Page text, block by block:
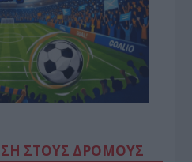
ΣΤΟΥΣ ΔΡΌΜΟΥΣ